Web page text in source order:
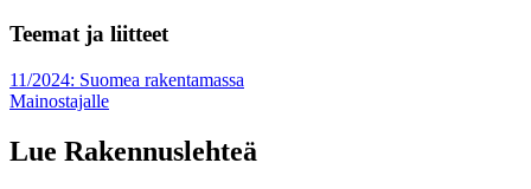
Teemat ja liitteet
11/2024: Suomea rakentamassa
Mainostajalle
Lue Rakennuslehteä